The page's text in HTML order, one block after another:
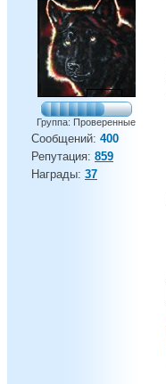
Группа: Проверенные
Сообщений: 400
Репутация: 859
Награды: 37